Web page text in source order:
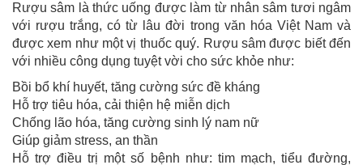
Rượu sâm là thức uống được làm từ nhân sâm tươi ngâm
với rượu trắng, có từ lâu đời trong văn hóa Việt Nam và
được xem như một vị thuốc quý. Rượu sâm được biết đến
với nhiều công dụng tuyệt vời cho sức khỏe như:
Bồi bổ khí huyết, tăng cường sức đề kháng
Hỗ trợ tiêu hóa, cải thiện hệ miễn dịch
Chống lão hóa, tăng cường sinh lý nam nữ
Giúp giảm stress, an thần
Hỗ trợ điều trị một số bệnh như: tim mạch, tiểu đường,